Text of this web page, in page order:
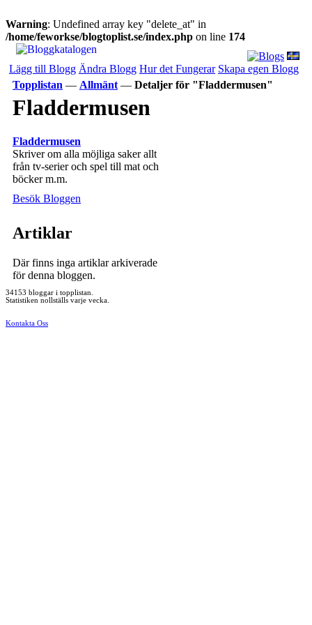
Warning: Undefined array key "delete_at" in
/home/feworkse/blogtoplist.se/index.php on line 174
Lägg till Blogg Ändra Blogg Hur det Fungerar Skapa egen Blogg
Topplistan — Allmänt — Detaljer för "Fladdermusen"
Fladdermusen
Fladdermusen
Skriver om alla möjliga saker allt
från tv-serier och spel till mat och
böcker m.m.
Besök Bloggen
Artiklar
Där finns inga artiklar arkiverade
för denna bloggen.
34153 bloggar i topplistan.
Statistiken nollställs varje vecka.
Kontakta Oss